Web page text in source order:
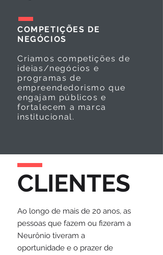
COMPETIÇÕES DE
NEGÓCIOS
Criamos competições de
ideias/negócios e
programas de
empreendedorismo que
engajam públicos e
fortalecem a marca
institucional.
CLIENTES
Ao longo de mais de 20 anos, as
pessoas que fazem ou fizeram a
Neurônio tiveram a
oportunidade e o prazer de